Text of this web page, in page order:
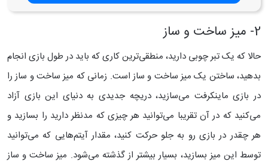
2- میز ساخت و ساز
حالا که یک تبر چوبی دارید، منطقی‌ترین کاری که باید در طول بازی انجام
بدهید، ساختن یک میز ساخت و ساز است. زمانی که میز ساخت و ساز را
در بازی ماینکرفت می‌سازید، دریچه جدیدی به دنیای این بازی آزاد
می‌کنید که در آن تقریبا می‌توانید هر چیزی که مدنظر دارید را بسازید و
هر چقدر در بازی رو به جلو حرکت کنید، مقدار آیتم‌هایی که می‌توانید
توسط این میز بسازید، بسیار بیشتر از گذشته می‌شود. میز ساخت و ساز